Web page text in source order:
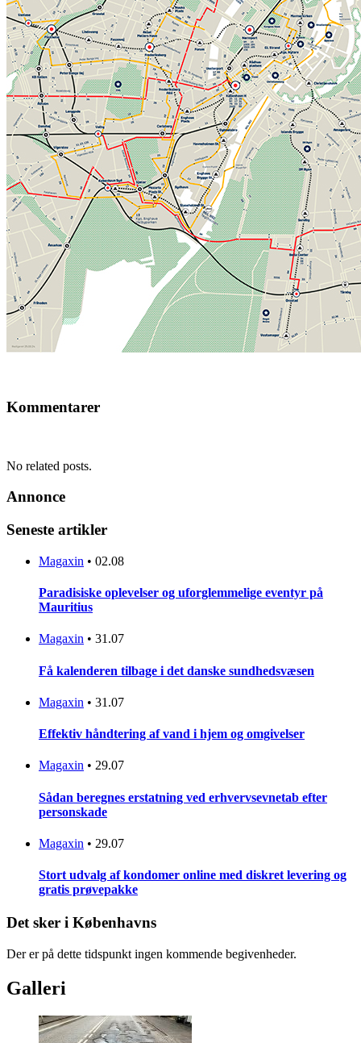
Kommentarer
No related posts.
Annonce
Seneste artikler
Magaxin • 02.08
Paradisiske oplevelser og uforglemmelige eventyr på
Mauritius
Magaxin • 31.07
Få kalenderen tilbage i det danske sundhedsvæsen
Magaxin • 31.07
Effektiv håndtering af vand i hjem og omgivelser
Magaxin • 29.07
Sådan beregnes erstatning ved erhvervsevnetab efter
personskade
Magaxin • 29.07
Stort udvalg af kondomer online med diskret levering og
gratis prøvepakke
Det sker i Københavns
Der er på dette tidspunkt ingen kommende begivenheder.
Galleri